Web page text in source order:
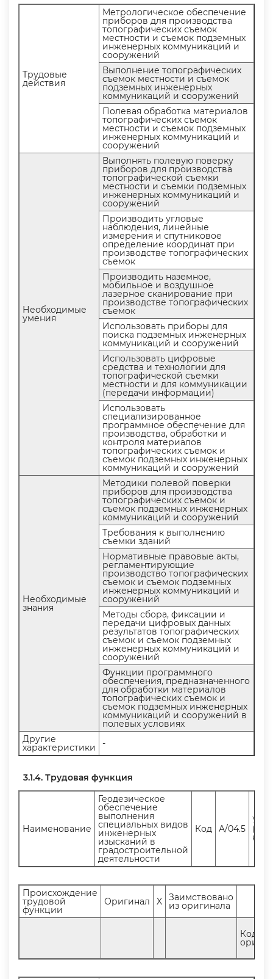
Трудовые
действия
Метрологическое обеспечение
приборов для производства
топографических съемок
местности и съемок подземных
инженерных коммуникаций и
сооружений
ыполнение топографических
съемок местности и съемок
подземных инженерных
коммуникаций и сооружений
Полевая обработка материало
топографических съемок
местности и съемок подземных
инженерных коммуникаций и
сооружений
Необходимые
умения
ыполнять полевую поверку
приборов для производства
топографической съемки
местности и съемки подземных
инженерных коммуникаций и
сооружений
Производить угловые
наблюдения, линейные
измерения и спутниковое
определение координат при
производстве топографических
съемок
Производить наземное,
мобильное и воздушное
лазерное сканирование при
производстве топографических
съемок
Использовать приборы для
поиска подземных инженерных
коммуникаций и сооружений
Использовать цифровые
средства и технологии для
топографической съемки
местности и для коммуникации
(передачи информации)
Использовать
специализированное
программное обеспечение для
производства, обработки и
контроля материало
топографических съемок и
съемок подземных инженерных
коммуникаций и сооружений
Необходимые
знания
Методики полевой поверки
приборов для производства
топографических съемок и
съемок подземных инженерных
коммуникаций и сооружений
Требования к выполнению
съемки зданий
Нормативные правовые акты,
регламентирующие
производство топографических
съемок и съемок подземных
инженерных коммуникаций и
сооружений
Методы сбора, фиксации и
передачи цифровых данных
результатов топографических
съемок и съемок подземных
инженерных коммуникаций и
сооружений
Функции программного
обеспечения, предназначенного
для обработки материало
топографических съемок и
съемок подземных инженерных
коммуникаций и сооружений
полевых условиях
Другие
характеристики -
3.1.4. Трудовая функция
Наименование
Геодезическое
обеспечение
ыполнения
специальных видо
инженерных
изысканий
радостроительной
деятельности
Код A/04.5
Происхождение
трудовой
функции
Оригинал X Заимствовано
из оригинала
Код